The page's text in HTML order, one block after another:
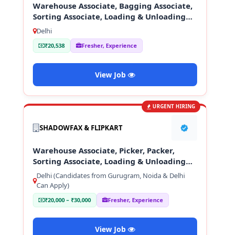
Warehouse Associate, Bagging Associate,
Sorting Associate, Loading & Unloading
Staff
Delhi
₹20,538 Fresher, Experience
View Job
URGENT HIRING
SHADOWFAX & FLIPKART
Warehouse Associate, Picker, Packer,
Sorting Associate, Loading & Unloading
Staff
Delhi (Candidates from Gurugram, Noida & Delhi
Can Apply)
₹20,000 – ₹30,000 Fresher, Experience
View Job